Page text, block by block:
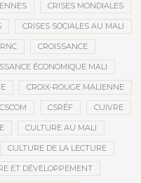
CRISES MONDIALES
CRISES SOCIALES AU MALI
CROISSANCE
ÉCONOMIQUE MALI
CROIX-ROUGE MALIENNE
CSCOM CSRÉF CUIVRE
CULTURE AU MALI
CULTURE DE LA LECTURE
ET DÉVELOPPEMENT